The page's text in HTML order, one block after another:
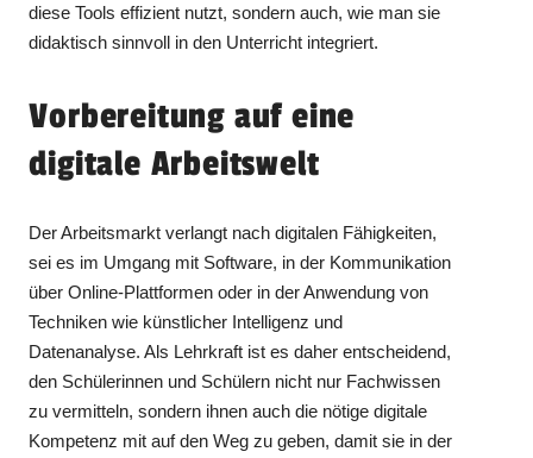
diese Tools effizient nutzt, sondern auch, wie man sie
didaktisch sinnvoll in den Unterricht integriert.
Vorbereitung auf eine
digitale Arbeitswelt
Der Arbeitsmarkt verlangt nach digitalen Fähigkeiten,
sei es im Umgang mit Software, in der Kommunikation
über Online-Plattformen oder in der Anwendung von
Techniken wie künstlicher Intelligenz und
Datenanalyse. Als Lehrkraft ist es daher entscheidend,
den Schülerinnen und Schülern nicht nur Fachwissen
zu vermitteln, sondern ihnen auch die nötige digitale
Kompetenz mit auf den Weg zu geben, damit sie in der